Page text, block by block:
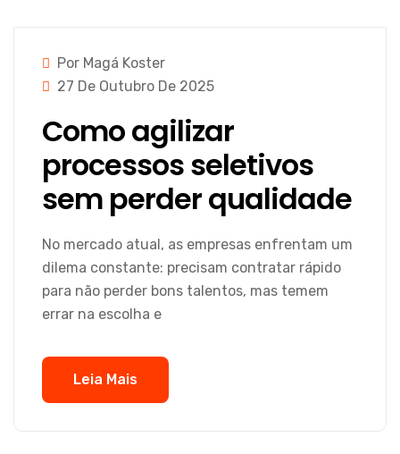
Por Magá Koster
27 De Outubro De 2025
Como agilizar
processos seletivos
sem perder qualidade
No mercado atual, as empresas enfrentam um
dilema constante: precisam contratar rápido
para não perder bons talentos, mas temem
errar na escolha e
Leia Mais